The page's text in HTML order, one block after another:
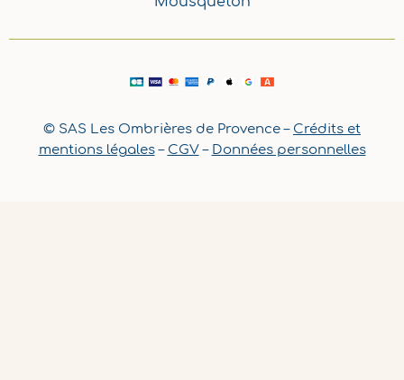
© SAS Les Ombrières de Provence – Crédits et
mentions légales– CGV– Données personnelles